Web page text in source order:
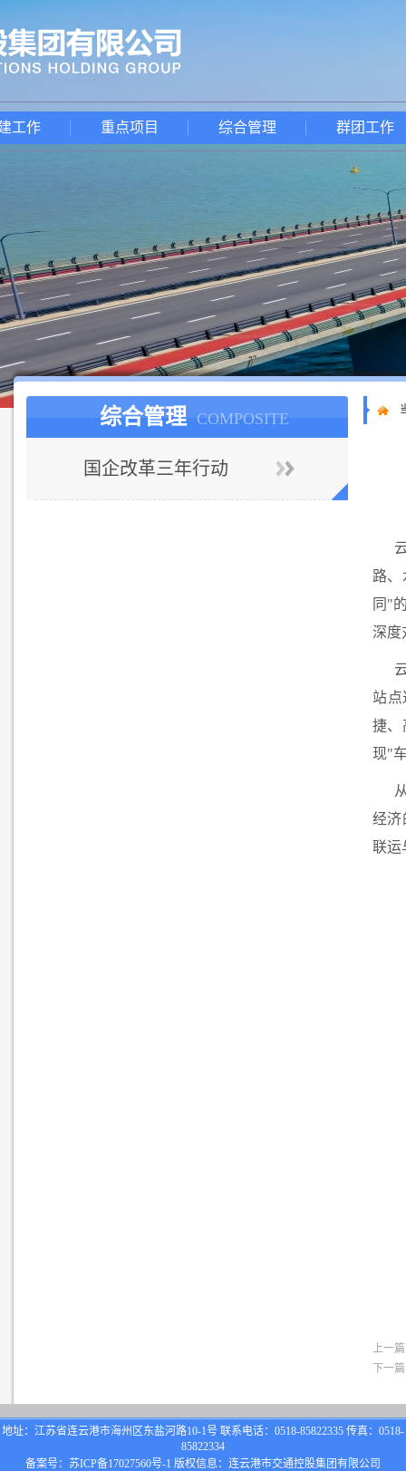
工作 重点项目 综合管理 群团工作
综合管理 COMPOSITE
国企改革三年行动
路
同"
深度
站
捷、
现"
经济
联运
上一
下一
地址：江苏省连云港市海州区东盐河路10-1号 联系电话：0518-85822335 传真：0518-
85822334
备案号： 苏ICP备17027560号-1 版权信息：连云港市交通控股集团有限公司